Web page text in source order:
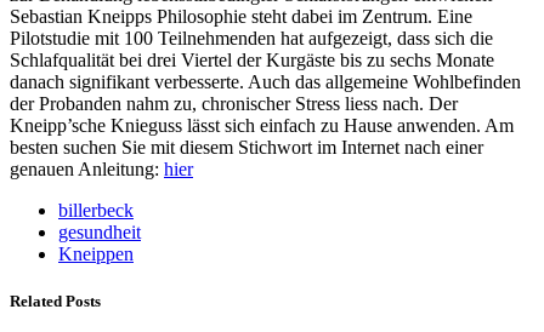
Sebastian Kneipps Philosophie steht dabei im Zentrum. Eine
Pilotstudie mit 100 Teilnehmenden hat aufgezeigt, dass sich die
Schlafqualität bei drei Viertel der Kurgäste bis zu sechs Monate
danach signifikant verbesserte. Auch das allgemeine Wohlbefinden
der Probanden nahm zu, chronischer Stress liess nach. Der
Kneipp’sche Knieguss lässt sich einfach zu Hause anwenden. Am
besten suchen Sie mit diesem Stichwort im Internet nach einer
genauen Anleitung: hier
billerbeck
gesundheit
Kneippen
Related Posts